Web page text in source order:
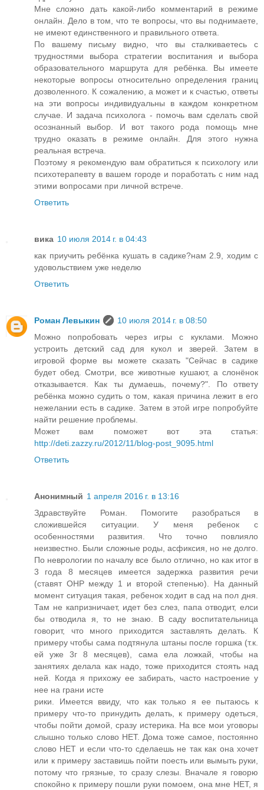
Мне сложно дать какой-либо комментарий в режиме
онлайн. Дело в том, что те вопросы, что вы поднимаете,
не имеют единственного и правильного ответа.
По вашему письму видно, что вы сталкиваетесь с
трудностями выбора стратегии воспитания и выбора
образовательного маршрута для ребёнка. Вы имеете
некоторые вопросы относительно определения границ
дозволенного. К сожалению, а может и к счастью, ответы
на эти вопросы индивидуальны в каждом конкретном
случае. И задача психолога - помочь вам сделать свой
осознанный выбор. И вот такого рода помощь мне
трудно оказать в режиме онлайн. Для этого нужна
реальная встреча.
Поэтому я рекомендую вам обратиться к психологу или
психотерапевту в вашем городе и поработать с ним над
этими вопросами при личной встрече.
Ответить
вика 10 июля 2014 г. в 04:43
как приучить ребёнка кушать в садике?нам 2.9, ходим с
удовольствием уже неделю
Ответить
Роман Левыкин
10 июля 2014 г. в 08:50
Можно попробовать через игры с куклами. Можно
устроить детский сад для кукол и зверей. Затем в
игровой форме вы можете сказать "Сейчас в садике
будет обед. Смотри, все животные кушают, а слонёнок
отказывается. Как ты думаешь, почему?". По ответу
ребёнка можно судить о том, какая причина лежит в его
нежелании есть в садике. Затем в этой игре попробуйте
найти решение проблемы.
Может вам поможет вот эта статья:
http://deti.zazzy.ru/2012/11/blog-post_9095.html
Ответить
Анонимный 1 апреля 2016 г. в 13:16
Здравствуйте Роман. Помогите разобраться в
сложившейся ситуации. У меня ребенок с
особенностями развития. Что точно повлияло
неизвестно. Были сложные роды, асфиксия, но не долго.
По неврологии по началу все было отлично, но как итог в
3 года 8 месяцев имеется задержка развития речи
(ставят ОНР между 1 и второй степенью). На данный
момент ситуация такая, ребенок ходит в сад на пол дня.
Там не капризничает, идет без слез, папа отводит, елси
бы отводила я, то не знаю. В саду воспитательница
говорит, что много приходится заставлять делать. К
примеру чтобы сама подтянула штаны после горшка (т.к.
ей уже 3г 8 месяцев), сама ела ложкай, чтобы на
занятиях делала как надо, тоже приходится стоять над
ней. Когда я прихожу ее забирать, часто настроение у
нее на грани исте
рики. Имеется ввиду, что как только я ее пытаюсь к
примеру что-то принудить делать, к примеру одеться,
чтобы пойти домой, сразу истерика. На все мои уговоры
слышно только слово НЕТ. Дома тоже самое, постоянно
слово НЕТ и если что-то сделаешь не так как она хочет
или к примеру заставишь пойти поесть или вымыть руки,
потому что грязные, то сразу слезы. Вначале я говорю
спокойно к примеру пошли руки помоем, она мне НЕТ, я